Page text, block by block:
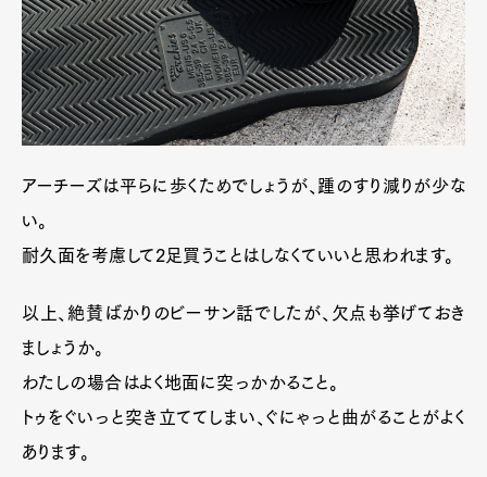
アーチーズは平らに歩くためでしょうが、踵のすり減りが少な
い。
耐久面を考慮して2足買うことはしなくていいと思われます。
以上、絶賛ばかりのビーサン話でしたが、欠点も挙げておき
ましょうか。
わたしの場合はよく地面に突っかかること。
トゥをぐいっと突き立ててしまい、ぐにゃっと曲がることがよく
あります。